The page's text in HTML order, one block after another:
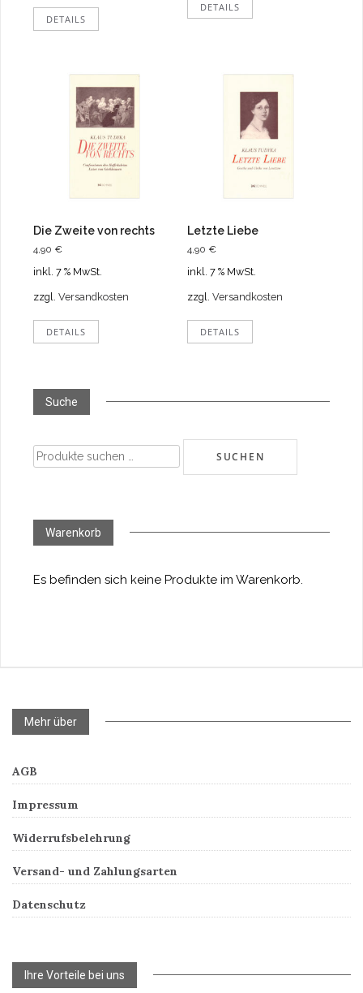
DETAILS
DETAILS
Die Zweite von rechts
4,90 €
inkl. 7 % MwSt.
zzgl. Versandkosten
DETAILS
Letzte Liebe
4,90 €
inkl. 7 % MwSt.
zzgl.Versandkosten
DETAILS
Suche
Suchen
nach:
SUCHEN
Warenkorb
Es befinden sich keine Produkte im Warenkorb.
Mehr über
AGB
Impressum
Widerrufsbelehrung
Versand- und Zahlungsarten
Datenschutz
Ihre Vorteile bei uns